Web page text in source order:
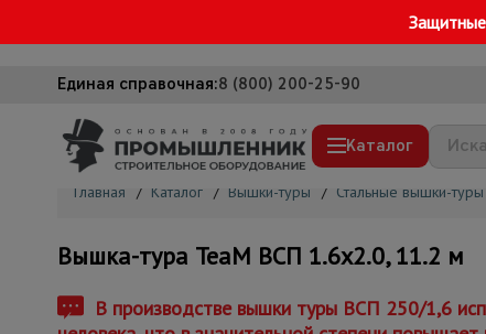
Единая справочная:8 (800) 200-25-90
Каталог
Вышки-туры
Подмости строительные
Главная / Каталог / Вышки-туры / Стальные вышки-туры
Вышка-тура TeaM ВСП 1.6х2.0, 11.2 м
В производстве вышки туры ВСП 250/1,6